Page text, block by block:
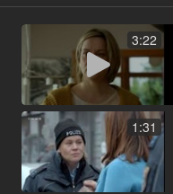
3:22
1:31